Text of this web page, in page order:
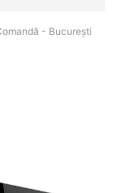
- Bucureşti